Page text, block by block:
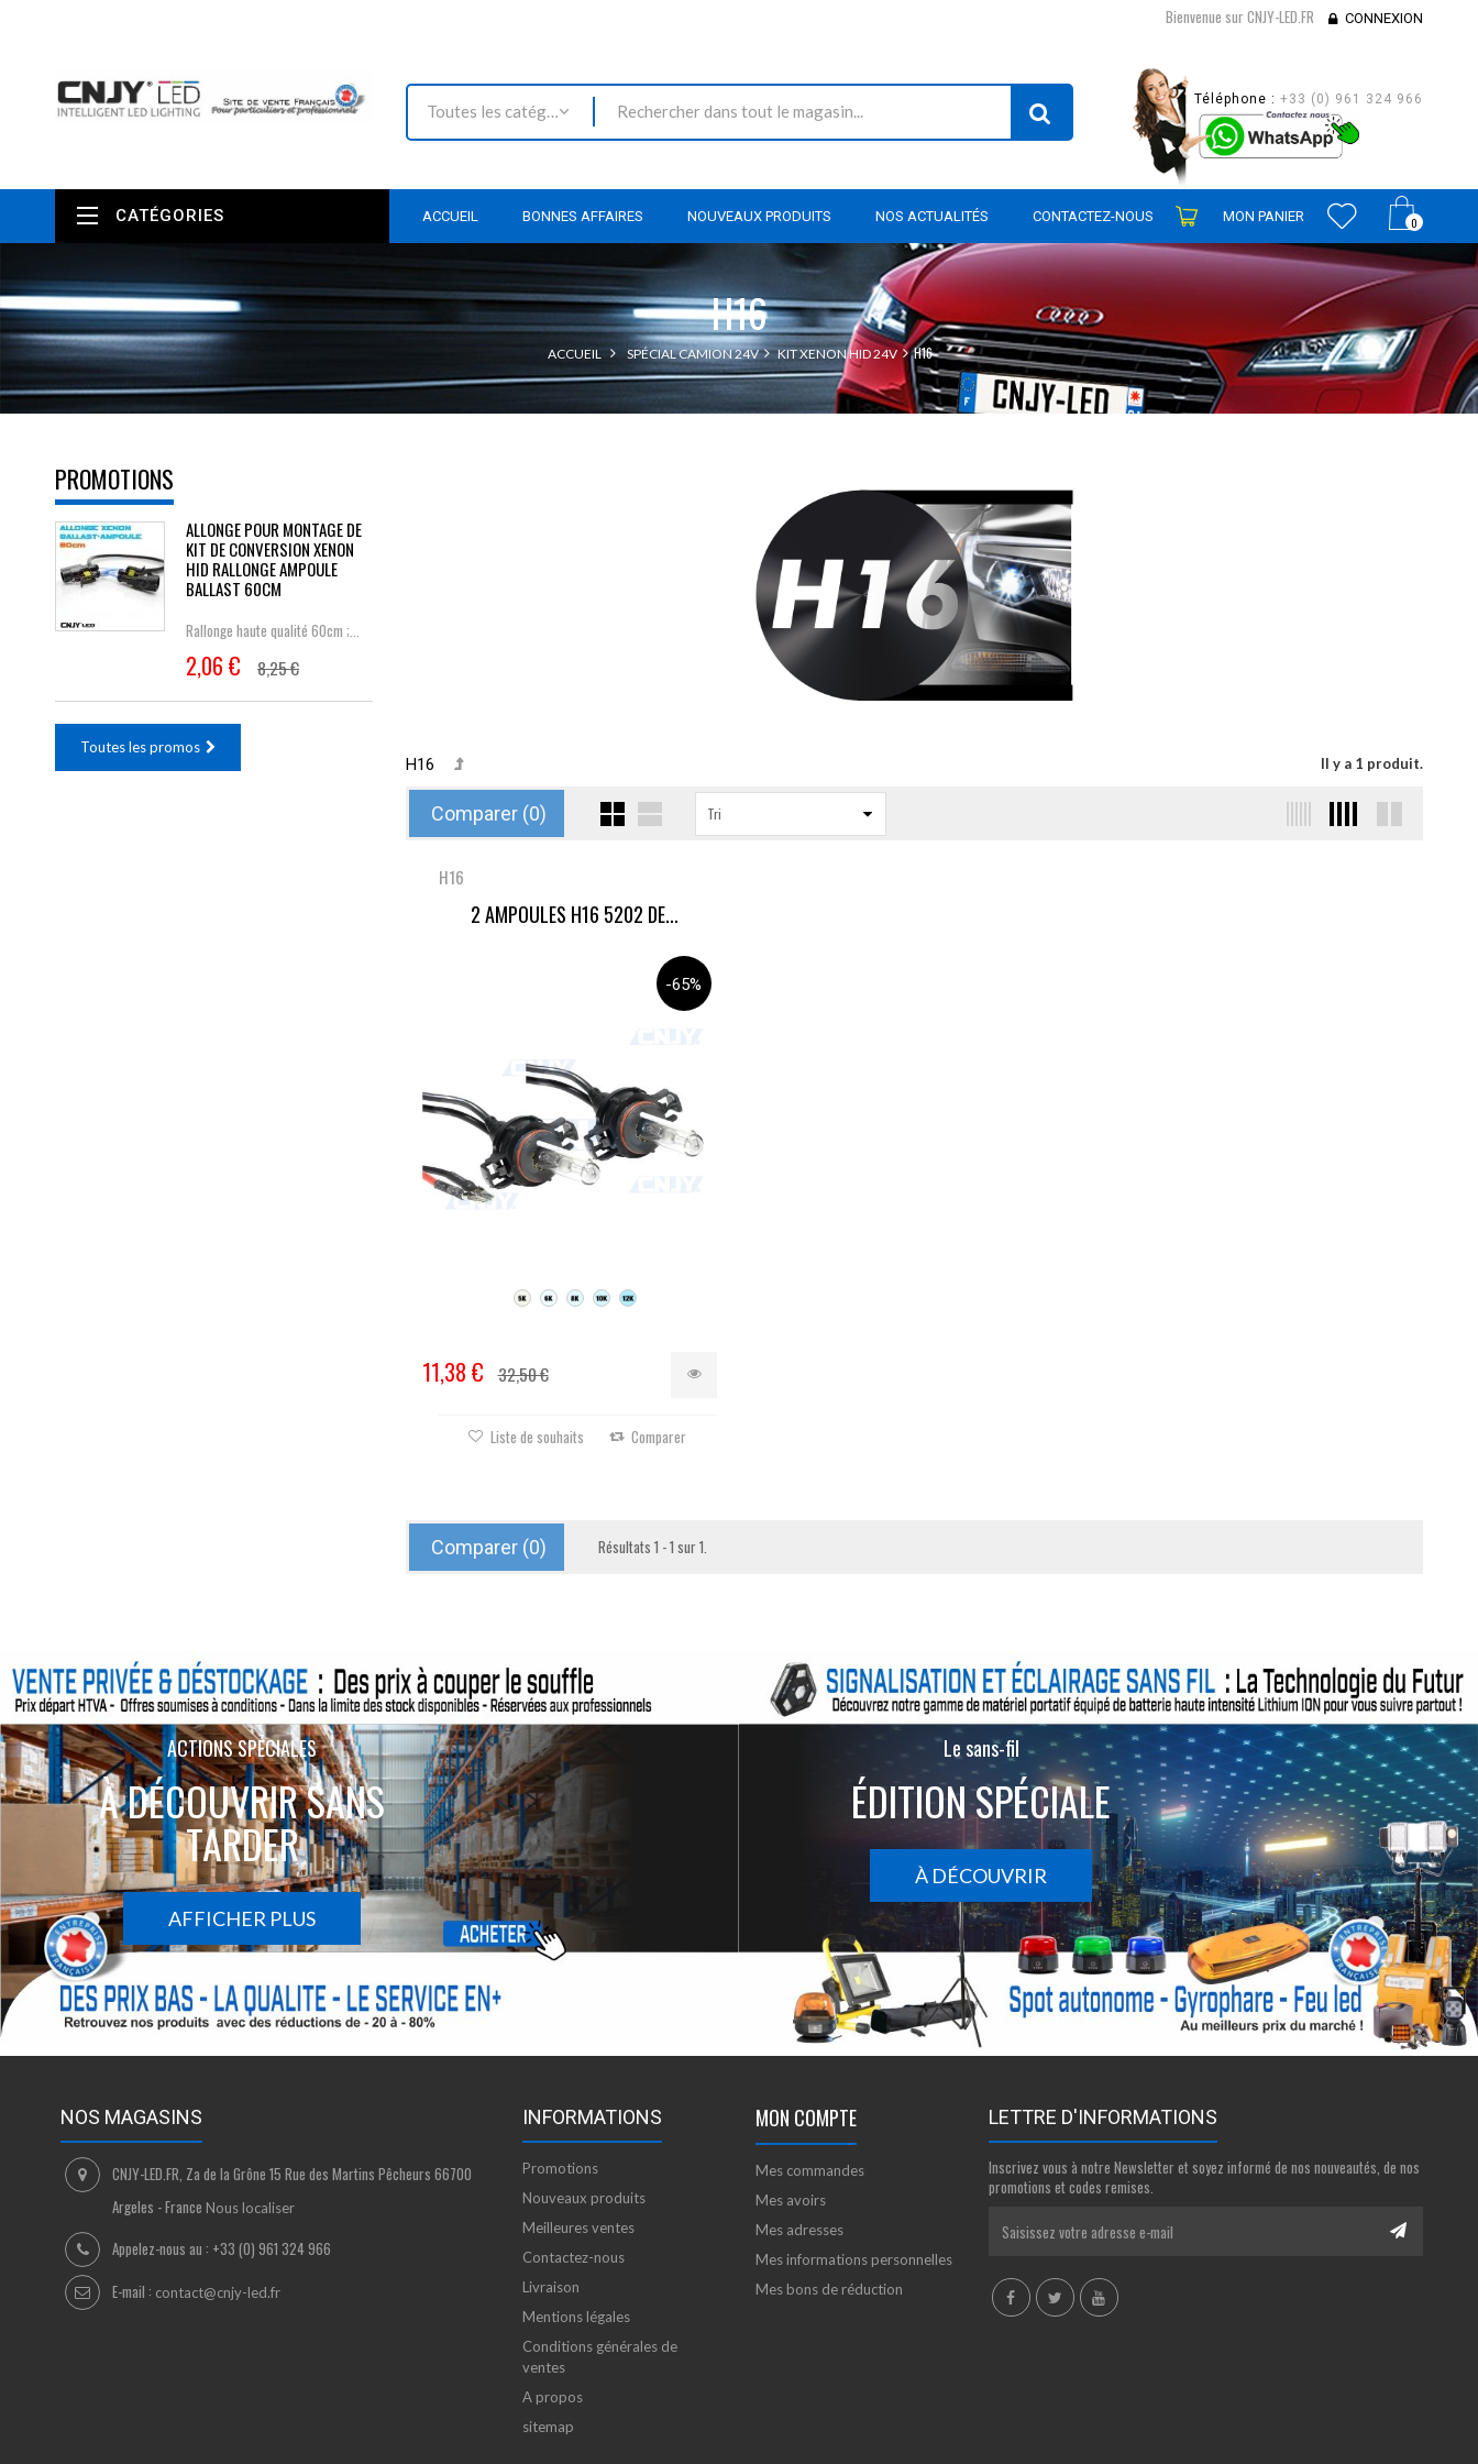
Bienvenue sur CNJY-LED.FR CONNEXION
Toutes les catégories
Téléphone : +33 (0) 961 324 966
0
ACCUEIL BONNES AFFAIRES NOUVEAUX PRODUITS NOS ACTUALITÉS CONTACTEZ-NOUS MON PANIER
CATÉGORIES
H16
ACCUEIL SPÉCIAL CAMION 24V KIT XENON HID 24V H16
PROMOTIONS
ALLONGE POUR MONTAGE DE
KIT DE CONVERSION XENON
HID RALLONGE AMPOULE
BALLAST 60CM
Rallonge haute qualité 60cm ;...
2,06 € 8,25 €
Toutes les promos
H16 Il y a 1 produit.
Comparer (0) Tri
H16
2 AMPOULES H16 5202 DE...
-65%
11,38 € 32,50 €
Liste de souhaits Comparer
Comparer (0) Résultats 1 - 1 sur 1.
ACTIONS SPÉCIALES
À DÉCOUVRIR SANS
TARDER
AFFICHER PLUS
Le sans-fil
ÉDITION SPÉCIALE
À DÉCOUVRIR
NOS MAGASINS
CNJY-LED.FR, Za de la Grône 15 Rue des Martins Pêcheurs 66700
Argeles - France Nous localiser
Appelez-nous au : +33 (0) 961 324 966
E-mail : contact@cnjy-led.fr
INFORMATIONS
Promotions
Nouveaux produits
Meilleures ventes
Contactez-nous
Livraison
Mentions légales
Conditions générales de
ventes
A propos
sitemap
MON COMPTE
Mes commandes
Mes avoirs
Mes adresses
Mes informations personnelles
Mes bons de réduction
LETTRE D'INFORMATIONS
Inscrivez vous à notre Newsletter et soyez informé de nos nouveautés, de nos
promotions et codes remises.